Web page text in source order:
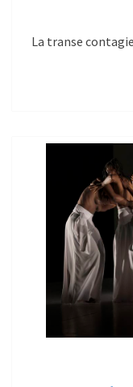
La transe